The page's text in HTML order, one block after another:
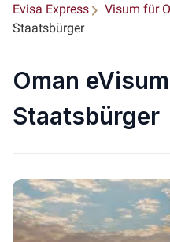
Evisa Express Visum für
Staatsbürger
Oman
Staatsbürger